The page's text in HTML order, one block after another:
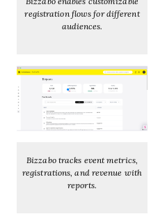
registration flows for different
audiences.
Bizzabo tracks event metrics,
registrations, and revenue with
reports.